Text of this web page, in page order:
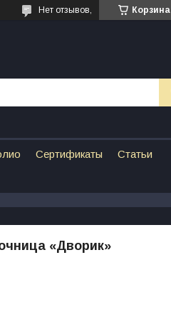
Корзина
Нет отзывов,
Сертификаты Статьи
«Дворик»